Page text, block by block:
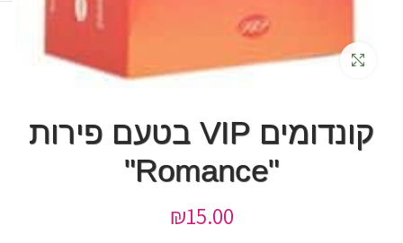
קונדומים VIP בטעם פירות
"Romance"
₪15.00